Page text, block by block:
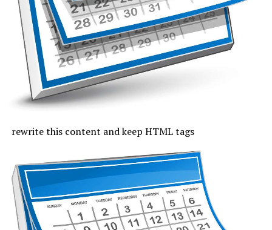
fi tropicală. Cerul va fi mai mult senin, iar vântul va sufla
slab și moderat.
Joi, cu excepția zonei de coastă, vremea va fi caniculară,
indicele temperatură-umezeală va depăși pe arii extinse
pragul critic de 80 de unități, iar temperaturile maxime
se vor încadra între 33 și 37 de grade, mai coborâte pe
litoral, unde vor fi 30 de grade. Noaptea, valorile termice
mult moderat și după-amiază vor fi posibile averse slabe.
Vineri, valorile termice nu mai trec de pragul caniculei,
la malul mării vor fi 33 de grade și minimele nocturne se
mențin între 19 și 24 de grade. Cerul va avea înnorări
temporare după-amiaza, când local vor fi averse slabe,
însoțite de fenomene electrice și intensificări de vânt.
rewrite this content and keep HTML tags